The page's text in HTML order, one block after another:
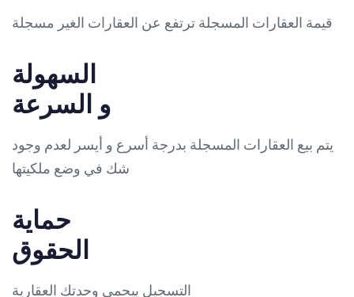
قيمة العقارات المسجلة ترتفع عن العقارات الغير مسجلة
السهولة
و السرعة
يتم بيع العقارات المسجلة بدرجة أسرع و أيسر لعدم وجود
شك في وضع ملكيتها
حماية
الحقوق
التسجيل ييحمي وحدتك العقارية